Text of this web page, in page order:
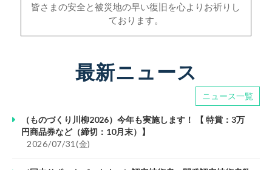
皆さまの安全と被災地の早い復旧を心よりお祈りし
ております。
最新ニュース
ニュース一覧
（ものづくり川柳2026）今年も実施します！ 【 特賞：3万
円商品券など（締切：10月末）】